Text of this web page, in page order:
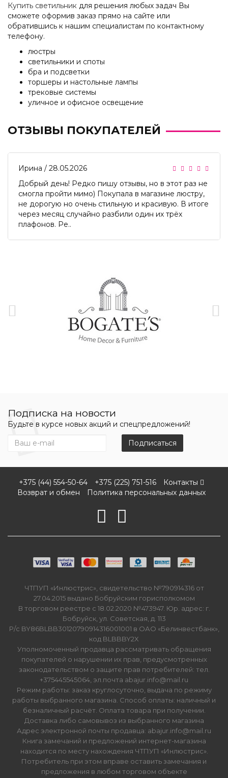
Купить светильник для решения любых задач Вы
сможете оформив заказ прямо на сайте или
обратившись к нашим специалистам по контактному
телефону.
люстры
светильники и споты
бра и подсветки
торшеры и настольные лампы
трековые системы
уличное и офисное освещение
ОТЗЫВЫ ПОКУПАТЕЛЕЙ
Ирина / 28.05.2026
Добрый день! Редко пишу отзывы, но в этот раз не
смогла пройти мимо) Покупала в магазине люстру,
не дорогую но очень стильную и красивую. В итоге
через месяц случайно разбили один их трёх
плафонов. Ре..
Подписка на новости
Будьте в курсе новых акций и спецпредложений!
Подписаться
+375 (44) 554-50-64 +375 (225) 751-516
Контакты
Возврат и обмен
Политика персональных данных
ЧТПУП «Инлюстрис», свидетельство №790914316 от
27.04.2015 выдано Бобруйским горисполкомом
В торговом реестре с 18.02.2020 №473947. Юр. адрес: г.
Бобруйск, ул. Советская, д. 113
Р/с BY86BLBB30120790914316001001 в ОАО «Белинвестбанк»,
код BLBBBY2X
Уполномоченный продавца рассматривать обращения
покупателей о нарушении их прав, предусмотренных
законодательством о защите прав потребителей: тел.
+375445545064, эл.почта abajur.info@mail.ru
Режим работы: заказ круглосуточно, выдача по режиму
работы выбранного магазина. Способ оплаты: наличный и
безналичный расчёт. Оплата товара при получении.
Доставка либо самовывоз из выбранного магазина
Адрес электронной почты продавца: abajur.info@mail.ru
Книга замечаний и предложений интернет-магазина
находится по месту нахождения ЧТПУП «Инлюстрис».
Потребитель при этом вправе оставить замечания и
предложения в любом торговом объекте